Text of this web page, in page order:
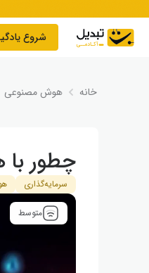
شروع
خانه هوش مصنوعی
چطور با
سرمایه‌گذاری
متوسط